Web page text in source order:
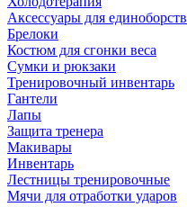
Аксессуары для единоборств
Брелоки
Костюм для сгонки веса
Сумки и рюкзаки
Тренировочный инвентарь
Гантели
Лапы
Защита тренера
Макивары
Инвентарь
Лестницы тренировочные
Мячи для отработки ударов